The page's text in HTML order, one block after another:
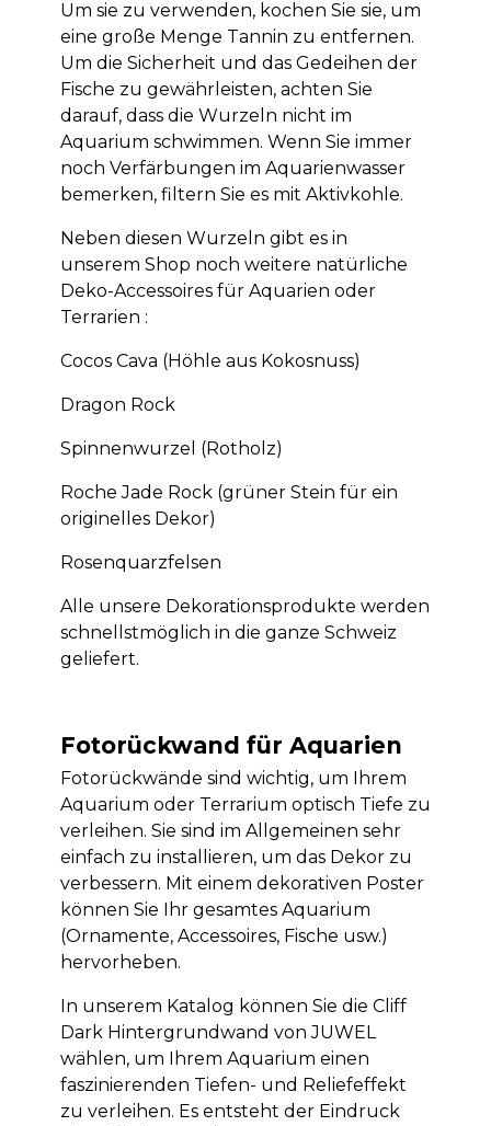
Um sie zu verwenden, kochen Sie sie, um
eine große Menge Tannin zu entfernen.
Um die Sicherheit und das Gedeihen der
Fische zu gewährleisten, achten Sie
darauf, dass die Wurzeln nicht im
Aquarium schwimmen. Wenn Sie immer
noch Verfärbungen im Aquarienwasser
bemerken, filtern Sie es mit Aktivkohle.
Neben diesen Wurzeln gibt es in
unserem Shop noch weitere natürliche
Deko-Accessoires für Aquarien oder
Terrarien :
Cocos Cava (Höhle aus Kokosnuss)
Dragon Rock
Spinnenwurzel (Rotholz)
Roche Jade Rock (grüner Stein für ein
originelles Dekor)
Rosenquarzfelsen
Alle unsere Dekorationsprodukte werden
schnellstmöglich in die ganze Schweiz
geliefert.
Fotorückwand für Aquarien
Fotorückwände sind wichtig, um Ihrem
Aquarium oder Terrarium optisch Tiefe zu
verleihen. Sie sind im Allgemeinen sehr
einfach zu installieren, um das Dekor zu
verbessern. Mit einem dekorativen Poster
können Sie Ihr gesamtes Aquarium
(Ornamente, Accessoires, Fische usw.)
hervorheben.
In unserem Katalog können Sie die Cliff
Dark Hintergrundwand von JUWEL
wählen, um Ihrem Aquarium einen
faszinierenden Tiefen- und Reliefeffekt
zu verleihen. Es entsteht der Eindruck